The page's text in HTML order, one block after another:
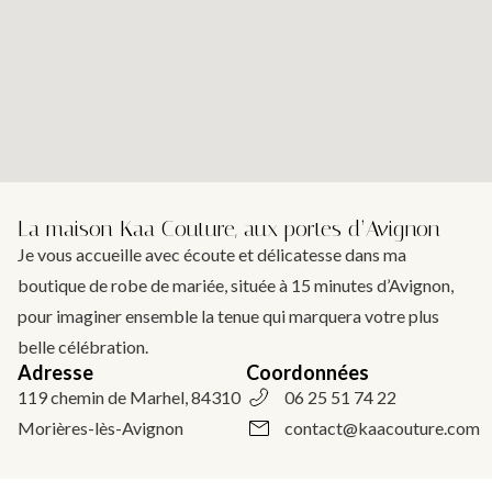
La maison Kaa Couture, aux portes d’Avignon
Je vous accueille avec écoute et délicatesse dans ma
boutique de robe de mariée, située à 15 minutes d’Avignon,
pour imaginer ensemble la tenue qui marquera votre plus
belle célébration.
Adresse
119 chemin de Marhel, 84310
Morières-lès-Avignon
Coordonnées
06 25 51 74 22
contact@kaacouture.com